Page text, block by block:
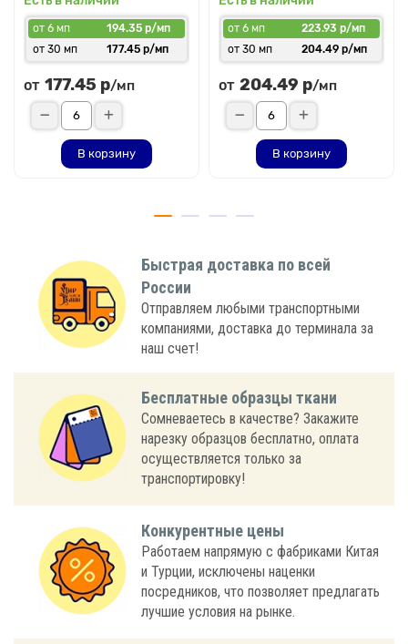
от 6 мп
194.35 р/мп
от 30 мп
177.45 р/мп
от 177.45 р/мп
В корзину
от 6 мп
223.93 р/мп
от 30 мп
204.49 р/мп
от 204.49 р/мп
В корзину
Быстрая доставка по всей
России
Отправляем любыми транспортными
компаниями, доставка до терминала за
наш счет!
Бесплатные образцы ткани
Сомневаетесь в качестве? Закажите
нарезку образцов бесплатно, оплата
осуществляется только за
транспортировку!
Конкурентные цены
Работаем напрямую с фабриками Китая
и Турции, исключены наценки
посредников, что позволяет предлагать
лучшие условия на рынке.